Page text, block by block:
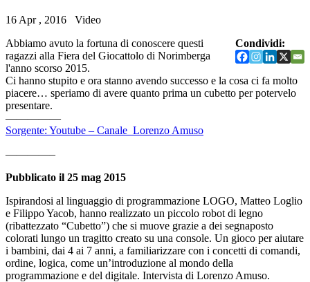
16 Apr , 2016 Video
Condividi:
Abbiamo avuto la fortuna di conoscere questi
ragazzi alla Fiera del Giocattolo di Norimberga
l'anno scorso 2015.
Ci hanno stupito e ora stanno avendo successo e la cosa ci fa molto
piacere… speriamo di avere quanto prima un cubetto per potervelo
presentare.
—————
Sorgente: Youtube – Canale Lorenzo Amuso
————–
Pubblicato il 25 mag 2015
Ispirandosi al linguaggio di programmazione LOGO, Matteo Loglio
e Filippo Yacob, hanno realizzato un piccolo robot di legno
(ribattezzato “Cubetto”) che si muove grazie a dei segnaposto
colorati lungo un tragitto creato su una console. Un gioco per aiutare
i bambini, dai 4 ai 7 anni, a familiarizzare con i concetti di comandi,
ordine, logica, come un’introduzione al mondo della
programmazione e del digitale. Intervista di Lorenzo Amuso.